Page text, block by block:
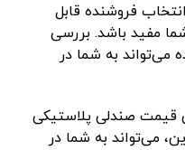
فروشنده قابل
شما مفید باشد. بررسی
می‌تواند به شما در
قیمت صندلی پلاستیکی
می‌تواند به شما در